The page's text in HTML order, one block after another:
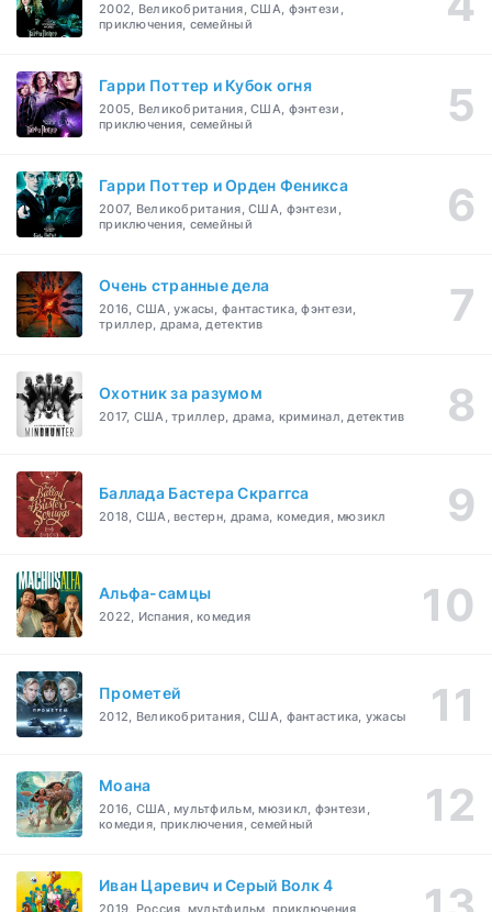
2002, Великобритания, США, фэнтези,
приключения, семейный
Гарри Поттер и Кубок огня
2005, Великобритания, США, фэнтези,
приключения, семейный
Гарри Поттер и Орден Феникса
2007, Великобритания, США, фэнтези,
приключения, семейный
Очень странные дела
2016, США, ужасы, фантастика, фэнтези,
триллер, драма, детектив
Охотник за разумом
2017, США, триллер, драма, криминал, детектив
Баллада Бастера Скраггса
2018, США, вестерн, драма, комедия, мюзикл
Альфа-самцы
2022, Испания, комедия
Прометей
2012, Великобритания, США, фантастика, ужасы
Моана
2016, США, мультфильм, мюзикл, фэнтези,
комедия, приключения, семейный
Иван Царевич и Серый Волк 4